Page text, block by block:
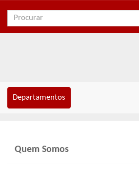
Departamentos
Quem Somos